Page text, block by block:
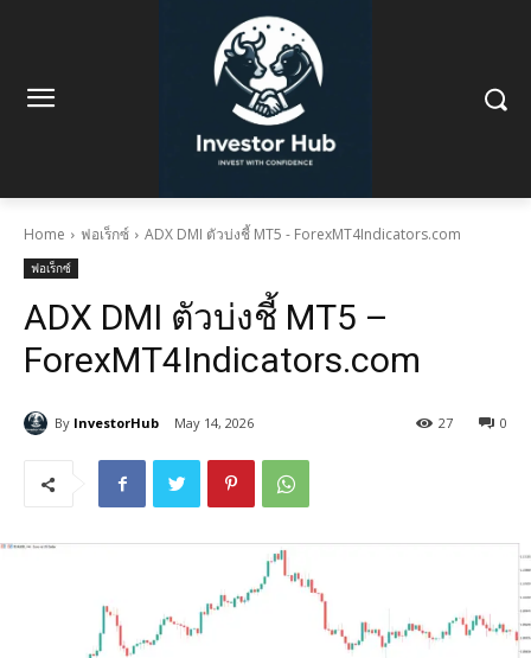
Home ฟอเร็กซ์ ADX DMI ตัวบ่งชี้ MT5 - ForexMT4Indicators.com
ฟอเร็กซ์
ADX DMI ตัวบ่งชี้ MT5 –
ForexMT4Indicators.com
By InvestorHub May 14, 2026 0
27